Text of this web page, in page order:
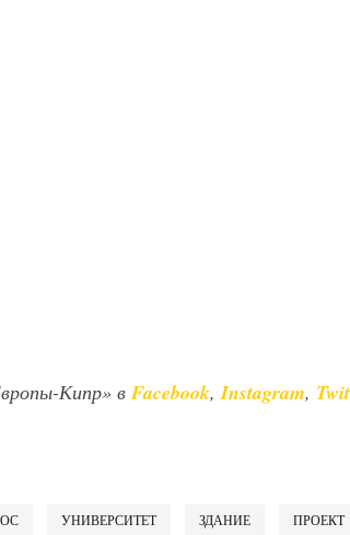
Кипр» вFacebook,Instagram,
УНИВЕРСИТЕТ ЗДАНИЕ ПРОЕКТ